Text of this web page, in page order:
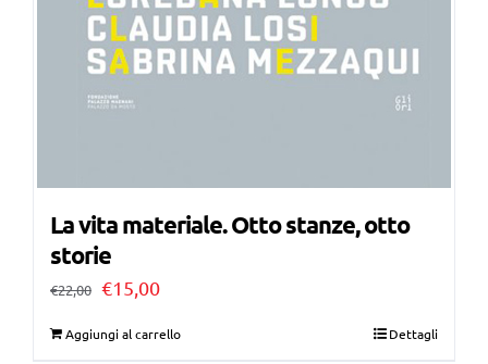
La vita materiale. Otto stanze, otto
storie
€22,00 Il
€15,00Il
Aggiungi al carrello Dettagli